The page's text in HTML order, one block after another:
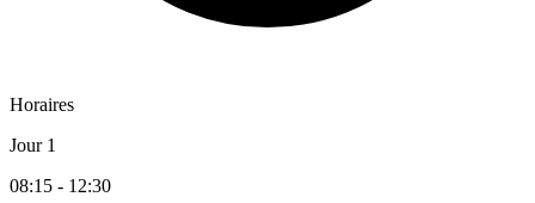
Horaires
Jour 1
08:15 - 12:30